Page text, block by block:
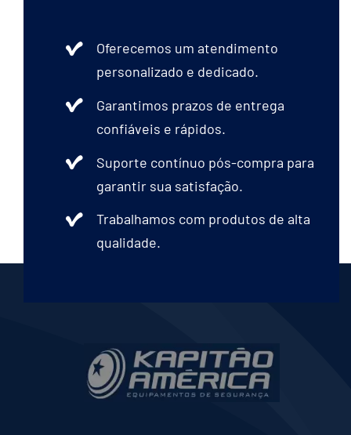
Oferecemos um atendimento
personalizado e dedicado.
Garantimos prazos de entrega
confiáveis e rápidos.
Suporte contínuo pós-compra para
garantir sua satisfação.
Trabalhamos com produtos de alta
qualidade.